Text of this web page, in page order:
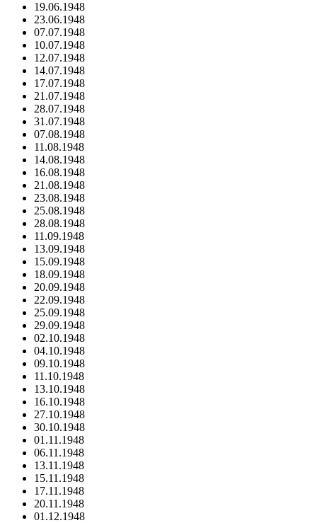
19.06.1948
23.06.1948
07.07.1948
10.07.1948
12.07.1948
14.07.1948
17.07.1948
21.07.1948
28.07.1948
31.07.1948
07.08.1948
11.08.1948
14.08.1948
16.08.1948
21.08.1948
23.08.1948
25.08.1948
28.08.1948
11.09.1948
13.09.1948
15.09.1948
18.09.1948
20.09.1948
22.09.1948
25.09.1948
29.09.1948
02.10.1948
04.10.1948
09.10.1948
11.10.1948
13.10.1948
16.10.1948
27.10.1948
30.10.1948
01.11.1948
06.11.1948
13.11.1948
15.11.1948
17.11.1948
20.11.1948
01.12.1948